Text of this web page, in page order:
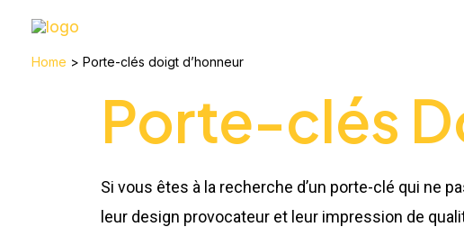
Home Porte-clés doigt d’honneur
Porte-clés
Si vous êtes à la recherche d’un porte-clé qui ne
leur design provocateur et leur impression de